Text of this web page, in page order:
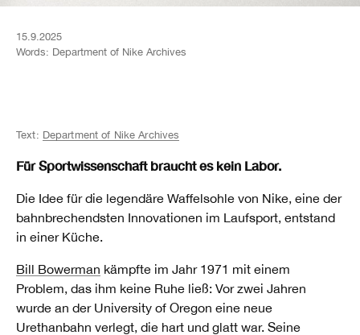
15.9.2025
Words: Department of Nike Archives
Text: Department of Nike Archives
Für Sportwissenschaft braucht es kein Labor.
Die Idee für die legendäre Waffelsohle von Nike, eine der
bahnbrechendsten Innovationen im Laufsport, entstand
in einer Küche.
Bill Bowerman kämpfte im Jahr 1971 mit einem
Problem, das ihm keine Ruhe ließ: Vor zwei Jahren
wurde an der University of Oregon eine neue
Urethanbahn verlegt, die hart und glatt war. Seine